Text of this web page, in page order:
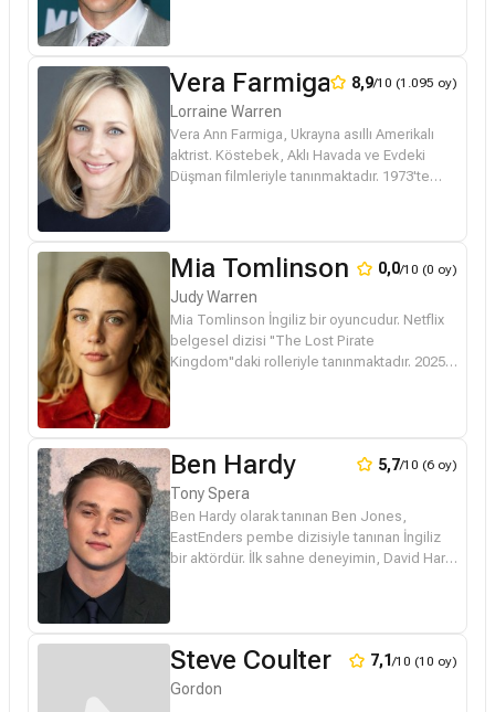
Vera Farmiga 8,9/10 (1.095 oy)
Lorraine Warren
Vera Ann Farmiga, Ukrayna asıllı Amerikalı
aktrist. Köstebek, Aklı Havada ve Evdeki
Düşman filmleriyle tanınmaktadır. 1973'te
Mia Tomlinson 0,0/10 (0 oy)
Judy Warren
Mia Tomlinson İngiliz bir oyuncudur. Netflix
belgesel dizisi "The Lost Pirate
Kingdom"daki rolleriyle tanınmaktadır. 2025
Ben Hardy 5,7/10 (6 oy)
Tony Spera
Ben Hardy olarak tanınan Ben Jones,
EastEnders pembe dizisiyle tanınan İngiliz
bir aktördür. İlk sahne deneyimin, David Hare
Steve Coulter 7,1/10 (10 oy)
Gordon